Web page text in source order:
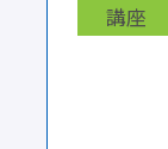
講座